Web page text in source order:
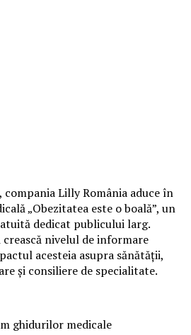
Lilly România aduce în
„Obezitatea este o boală”, un
dedicat publicului larg.
nivelul de informare
acesteia asupra sănătății,
și consiliere de specialitate.
ghidurilor medicale